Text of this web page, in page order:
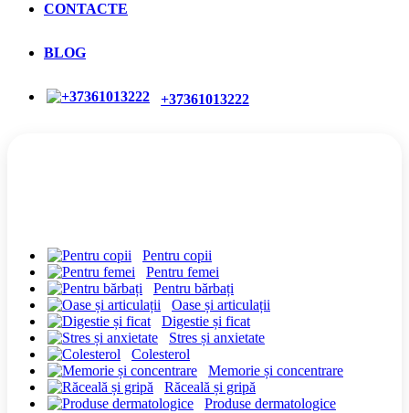
CONTACTE
BLOG
+37361013222
Pentru copii
Pentru femei
Pentru bărbați
Oase și articulații
Digestie și ficat
Stres și anxietate
Colesterol
Memorie și concentrare
Răceală și gripă
Produse dermatologice